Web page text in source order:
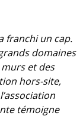
franchi un cap.
domaines
et des
hors-site,
témoigne